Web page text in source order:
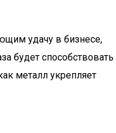
удачу в бизнесе,
будет способствовать
металл укрепляет